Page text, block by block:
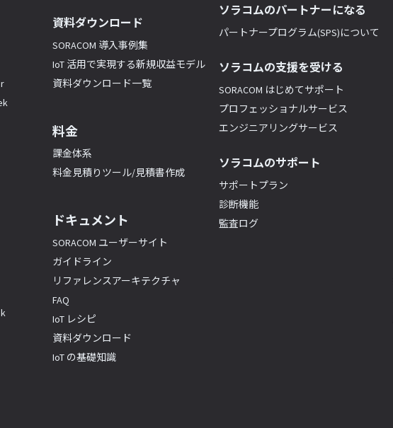
資料ダウンロード
SORACOM 導入事例集
IoT 活用で実現する新規収益モデル
資料ダウンロード一覧
料金
課金体系
料金見積りツール/見積書作成
ドキュメント
SORACOM ユーザーサイト
ガイドライン
リファレンスアーキテクチャ
FAQ
IoT レシピ
資料ダウンロード
IoT の基礎知識
ソラコムのパートナーになる
パートナープログラム(SPS)について
ソラコムの支援を受ける
SORACOM はじめてサポート
プロフェッショナルサービス
エンジニアリングサービス
ソラコムのサポート
サポートプラン
診断機能
監査ログ